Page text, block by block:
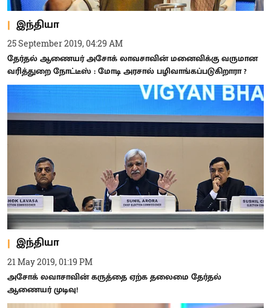
இந்தியா
25 September 2019, 04:29 AM
தேர்தல் ஆணையர் அசோக் லாவசாவின் மனைவிக்கு வருமான
வரித்துறை நோட்டீஸ் : மோடி அரசால் பழிவாங்கப்படுகிறாரா ?
இந்தியா
21 May 2019, 01:19 PM
அசோக் லவாசாவின் கருத்தை ஏற்க தலைமை தேர்தல்
ஆணையர் முடிவு!